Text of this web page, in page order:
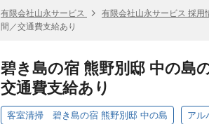
有限会社山永サービス 有限会社山永サービス 採用
間／交通費支給あり
碧き島の宿 熊野別邸 中の島
交通費支給あり
客室清掃 碧き島の宿 熊野別邸 中の島 アル